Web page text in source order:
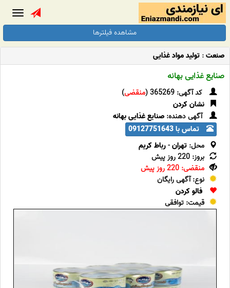
مشاهده فیلترها
صنعت: تولید مواد غذایی
صنایع غذایی بهانه
کد آگهی: 365269 ( منقضی)
نشان کردن
آگهی دهنده: صنایع غذایی بهانه
تماس با 09127751643
محل: تهران-رباط کریم
بروز: 220 روز پیش
منقضی: 220 روز پیش
نوع: آگهی رایگان
فالو کردن
قیمت: توافقی